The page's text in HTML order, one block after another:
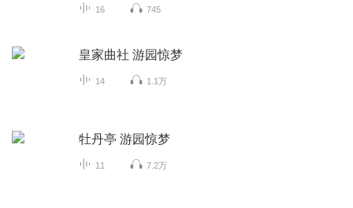
16 745
皇家曲社 游园惊梦
14 1.1万
牡丹亭 游园惊梦
11 7.2万